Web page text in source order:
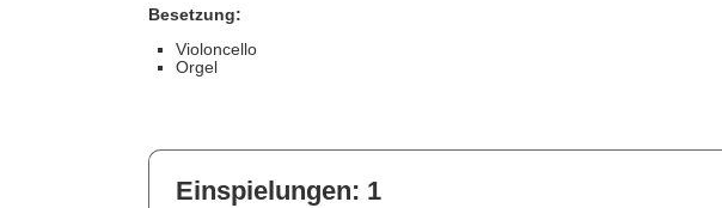
Besetzung:
Violoncello
Orgel
Einspielungen: 1